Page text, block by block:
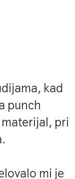
kad
punch
materijal, pri
mi je